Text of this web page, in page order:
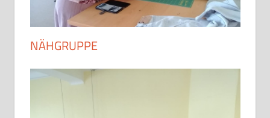
NÄHGRUPPE